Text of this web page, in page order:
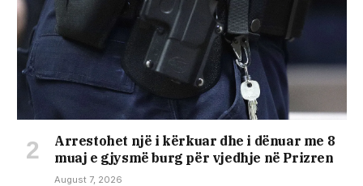
Arrestohet një i kërkuar dhe i dënuar me 8
muaj e gjysmë burg për vjedhje në Prizren
August 7, 2026